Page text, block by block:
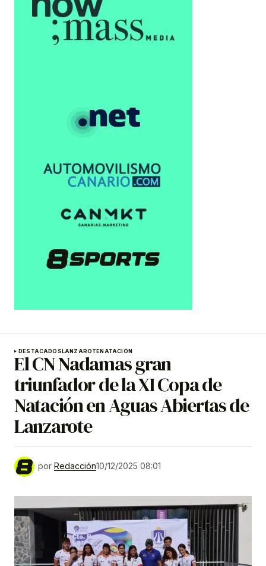
DESTACADOS LANZAROTENATACIÓN
El CN Nadamas gran
triunfador de la XI Copa de
Natación en Aguas Abiertas de
Lanzarote
por Redacción10/12/2025 08:01